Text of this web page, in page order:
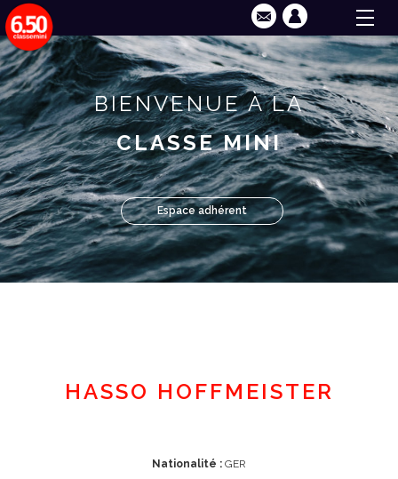
BIENVENUE À LA
CLASSE MINI
Espace adhérent
HASSO HOFFMEISTER
Nationalité : GER